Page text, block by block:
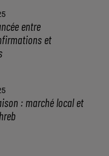
entre
et
: marché local et